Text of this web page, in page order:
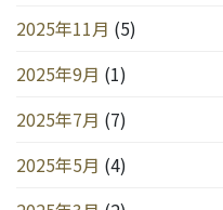
2025年11月 (5)
2025年9月 (1)
2025年7月 (7)
2025年5月 (4)